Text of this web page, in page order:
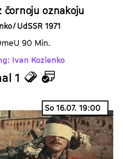
čornoju oznakoju
/ UdSSR 1971
90 Min.
Ivan Kozlenko
1
T
c
k
e
K
a
l
e
n
So 16.07. 19:00